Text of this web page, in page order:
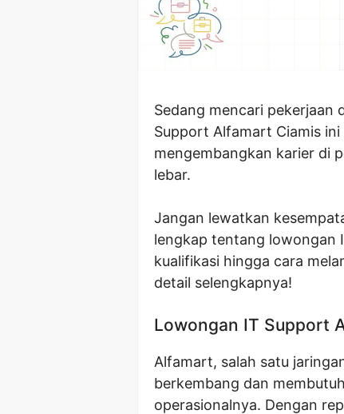
Sedang mencari pekerjaan
Support Alfamart Ciamis
mengembangkan karier di
lebar.
Jangan lewatkan
lengkap tentang lowongan
kualifikasi hingga cara
detail selengkapnya!
Lowongan IT Support
Alfamart, salah satu
berkembang dan
operasionalnya. Dengan